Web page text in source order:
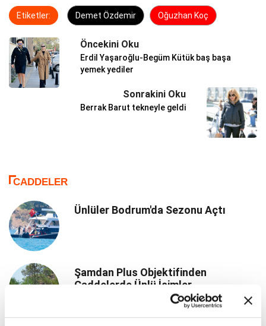
Etiketler: Demet Özdemir Oğuzhan Koç
Öncekini Oku
Erdil Yaşaroğlu-Begüm Kütük baş başa
yemek yediler
Sonrakini Oku
Berrak Barut tekneyle geldi
CADDELER
Ünlüler Bodrum'da Sezonu Açtı
Şamdan Plus Objektifinden
Caddelerde Ünlü İsimler